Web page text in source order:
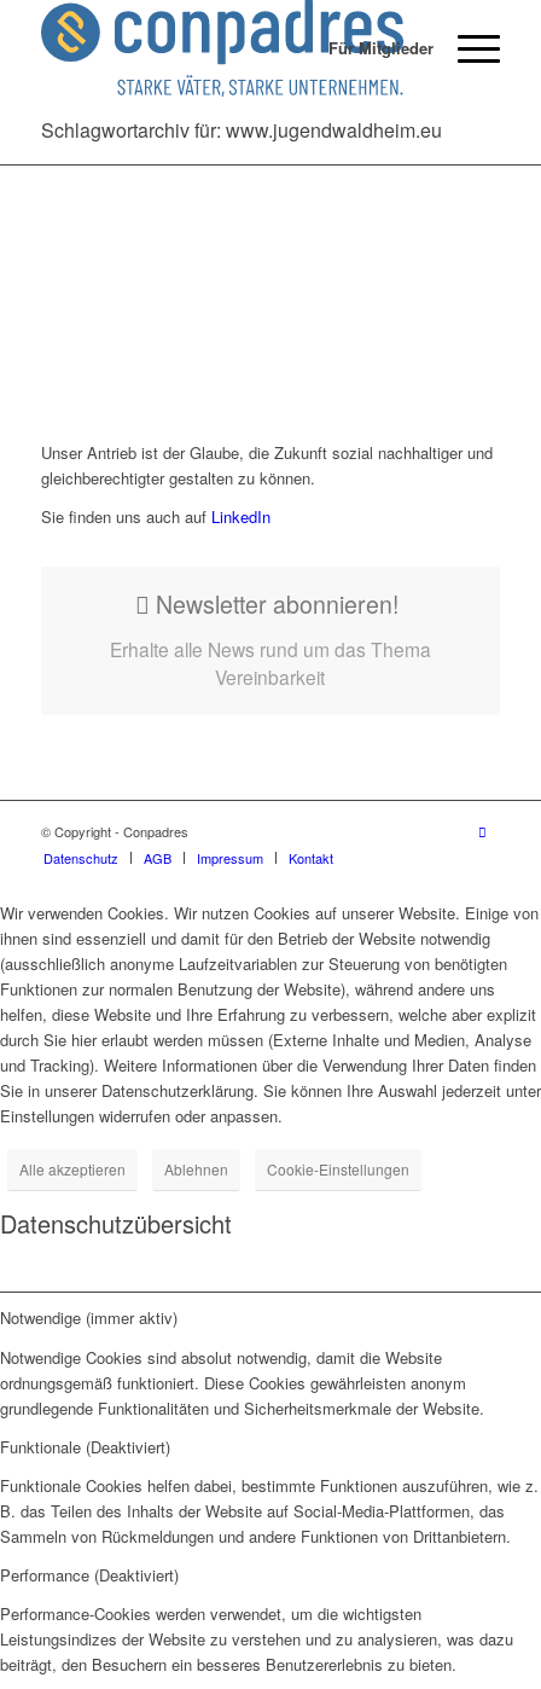
Für Mitglieder
Schlagwortarchiv für: www.jugendwaldheim.eu
Unser Antrieb ist der Glaube, die Zukunft sozial nachhaltiger und
gleichberechtigter gestalten zu können.
Sie finden uns auch aufLinkedIn
Newsletter abonnieren!
Erhalte alle News rund um das Thema
Vereinbarkeit
© Copyright - Conpadres
Datenschutz
AGB Impressum Kontakt
Wir verwenden Cookies. Wir nutzen Cookies auf unserer Website. Einige von
ihnen sind essenziell und damit für den Betrieb der Website notwendig
(ausschließlich anonyme Laufzeitvariablen zur Steuerung von benötigten
Funktionen zur normalen Benutzung der Website), während andere uns
helfen, diese Website und Ihre Erfahrung zu verbessern, welche aber explizit
durch Sie hier erlaubt werden müssen (Externe Inhalte und Medien, Analyse
und Tracking). Weitere Informationen über die Verwendung Ihrer Daten finden
Sie in unserer Datenschutzerklärung. Sie können Ihre Auswahl jederzeit unter
Einstellungen widerrufen oder anpassen.
Alle akzeptieren Ablehnen Cookie-Einstellungen
Datenschutzübersicht
Notwendige (immer aktiv)
Notwendige Cookies sind absolut notwendig, damit die Website
ordnungsgemäß funktioniert. Diese Cookies gewährleisten anonym
grundlegende Funktionalitäten und Sicherheitsmerkmale der Website.
Funktionale (Deaktiviert)
Funktionale Cookies helfen dabei, bestimmte Funktionen auszuführen, wie z.
B. das Teilen des Inhalts der Website auf Social-Media-Plattformen, das
Sammeln von Rückmeldungen und andere Funktionen von Drittanbietern.
Performance (Deaktiviert)
Performance-Cookies werden verwendet, um die wichtigsten
Leistungsindizes der Website zu verstehen und zu analysieren, was dazu
beiträgt, den Besuchern ein besseres Benutzererlebnis zu bieten.